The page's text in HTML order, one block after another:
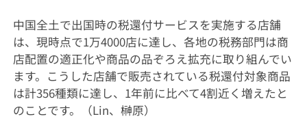
中国全土で出国時の税還付サービスを実施する店舗
は、現時点で1万4000店に達し、各地の税務部門は商
店配置の適正化や商品の品ぞろえ拡充に取り組んでい
ます。こうした店舗で販売されている税還付対象商品
は計356種類に達し、1年前に比べて4割近く増えたと
のことです。（Lin、榊原）